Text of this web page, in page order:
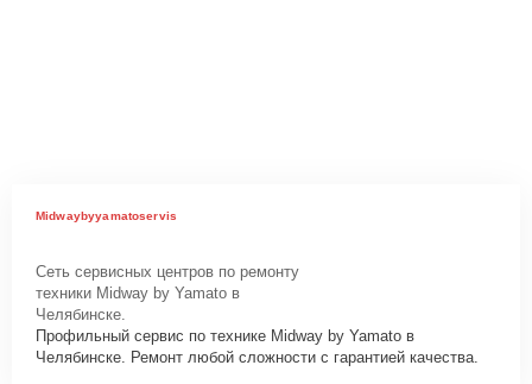
Midwaybyyamatoservis
Сеть сервисных центров по ремонту
техники Midway by Yamato в
Челябинске.
Профильный сервис по технике Midway by Yamato в
Челябинске. Ремонт любой сложности с гарантией качества.